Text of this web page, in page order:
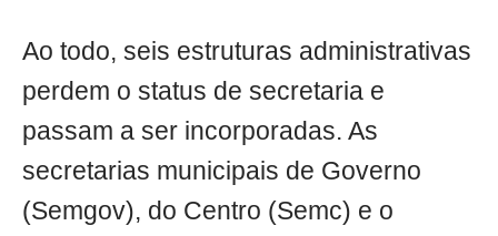
Ao todo, seis estruturas administrativas
perdem o status de secretaria e
passam a ser incorporadas. As
secretarias municipais de Governo
(Semgov), do Centro (Semc) e o